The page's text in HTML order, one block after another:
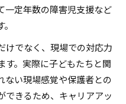
一定年数の障害児支援など
けでなく、現場での対応力
す。実際に子どもたちと関
ない現場感覚や保護者との
できるため、キャリアアッ